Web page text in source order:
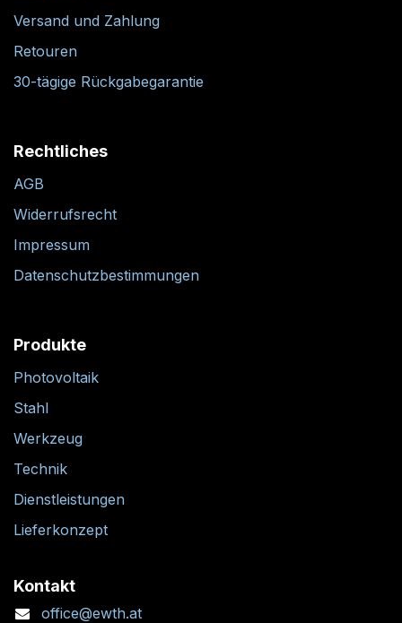
Versand und Zahlung
Retouren
30-tägige Rückgabegarantie
Rechtliches
AGB
Widerrufsrecht
Impressum
Datenschutzbestimmungen
Produkte
Photovoltaik
Stahl
Werkzeug
Technik
Dienstleistungen
Lieferkonzept
Kontakt
office@ewth.at